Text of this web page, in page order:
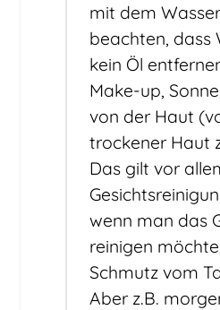
mit dem
beachten, dass
kein Öl
Make-up,
von der Haut
trockener Haut
Das gilt vor
wenn man das
reinigen
Schmutz vom
Aber z.B.